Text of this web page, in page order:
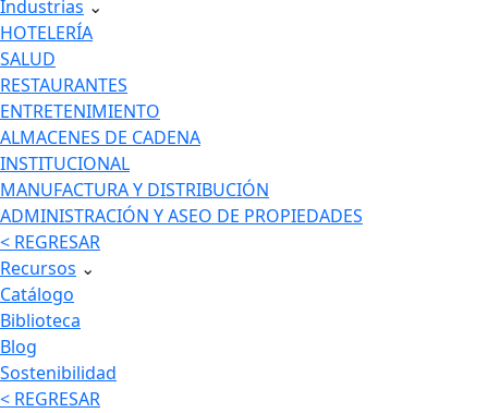
Industrias ⌄
HOTELERÍA
SALUD
RESTAURANTES
ENTRETENIMIENTO
ALMACENES DE CADENA
INSTITUCIONAL
MANUFACTURA Y DISTRIBUCIÓN
ADMINISTRACIÓN Y ASEO DE PROPIEDADES
< REGRESAR
Recursos ⌄
Catálogo
Biblioteca
Blog
Sostenibilidad
< REGRESAR